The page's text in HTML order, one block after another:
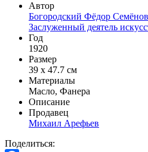
Автор
Богородский Фёдор
Заслуженный деятель
Год
1920
Размер
39 х 47.7 см
Материалы
Масло, Фанера
Описание
Продавец
Михаил Арефьев
Поделиться: